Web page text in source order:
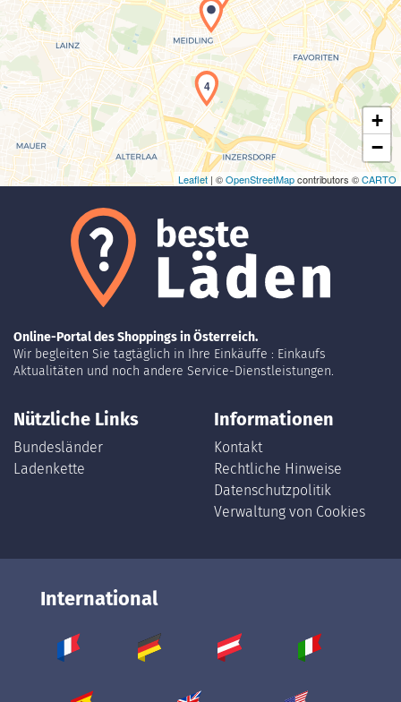
Laden der Karte...
4
+
−
Leaflet| ©OpenStreetMapcontributors ©CARTO
Online-Portal des Shoppings in Österreich.
Wir begleiten Sie tagtäglich in Ihre Einkäuffe : Einkaufs
Aktualitäten und noch andere Service-Dienstleistungen.
Nützliche Links
Bundesländer
Ladenkette
Informationen
Kontakt
Rechtliche Hinweise
Datenschutzpolitik
Verwaltung von Cookies
International